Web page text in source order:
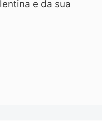
e da sua